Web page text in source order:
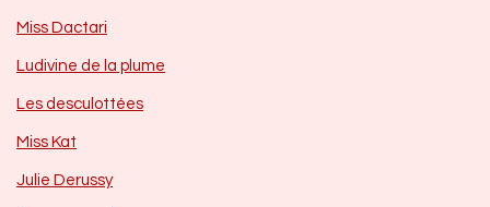
Miss Dactari
Ludivine de la plume
Les desculottées
Miss Kat
Julie Derussy